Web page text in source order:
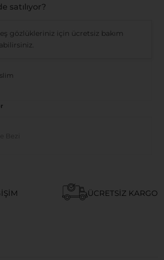
satılıyor?
gözlükleriniz için ücretsiz bakım
Bezi
ÜCRETSIZ KARGO